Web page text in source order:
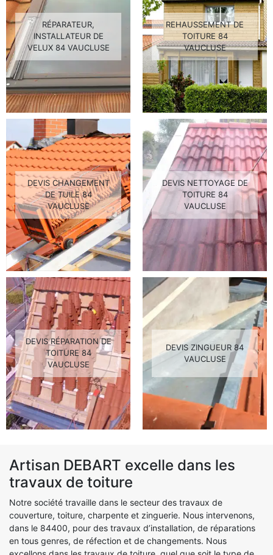
RÉPARATEUR,
INSTALLATEUR DE
VELUX 84 VAUCLUSE
REHAUSSEMENT DE
TOITURE 84
VAUCLUSE
DEVIS CHANGEMENT
DE TUILE 84
VAUCLUSE
DEVIS NETTOYAGE DE
TOITURE 84
VAUCLUSE
DEVIS RÉPARATION DE
TOITURE 84
VAUCLUSE
DEVIS ZINGUEUR 84
VAUCLUSE
Artisan DEBART excelle dans les
travaux de toiture
Notre société travaille dans le secteur des travaux de
couverture, toiture, charpente et zinguerie. Nous intervenons,
dans le 84400, pour des travaux d’installation, de réparations
en tous genres, de réfection et de changements. Nous